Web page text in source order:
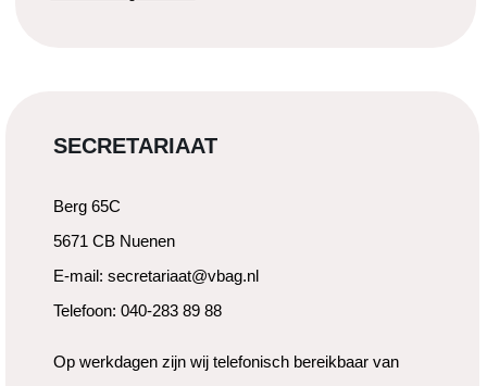
SECRETARIAAT
Berg 65C
5671 CB Nuenen
E-mail: secretariaat@vbag.nl
Telefoon: 040-283 89 88
Op werkdagen zijn wij telefonisch bereikbaar van